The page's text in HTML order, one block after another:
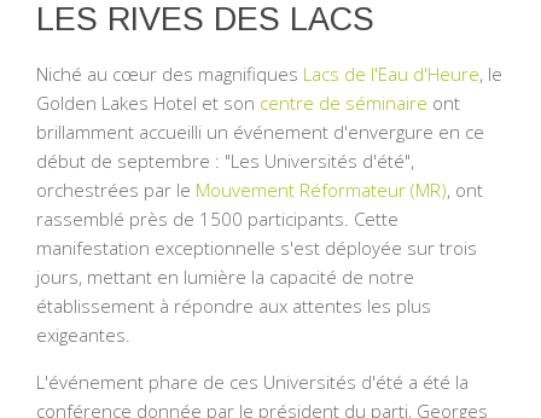
LES RIVES DES LACS
Niché au cœur des magnifiques Lacs de l'Eau d'Heure, le
Golden Lakes Hotel et son centre de séminaire ont
brillamment accueilli un événement d'envergure en ce
début de septembre : "Les Universités d'été",
orchestrées par le Mouvement Réformateur (MR), ont
rassemblé près de 1500 participants. Cette
manifestation exceptionnelle s'est déployée sur trois
jours, mettant en lumière la capacité de notre
établissement à répondre aux attentes les plus
exigeantes.
L'événement phare de ces Universités d'été a été la
conférence donnée par le président du parti, Georges